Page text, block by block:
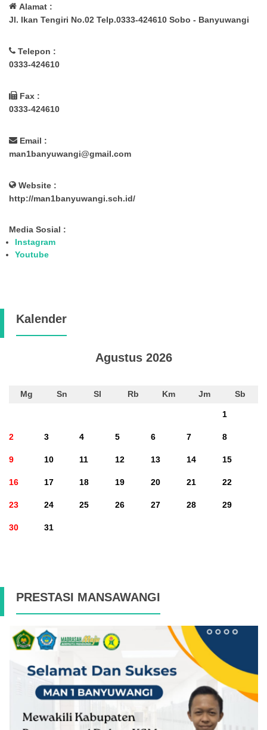
Alamat :
Jl. Ikan Tengiri No.02 Telp.0333-424610 Sobo - Banyuwangi
Telepon :
0333-424610
Fax :
0333-424610
Email :
man1banyuwangi@gmail.com
Website :
http://man1banyuwangi.sch.id/
Media Sosial :
Instagram
Youtube
Kalender
Agustus 2026
Mg Sn Sl Rb Km Jm Sb
1
2 3 4 5 6 7 8
9 10 11 12 13 14 15
16 17 18 19 20 21 22
23 24 25 26 27 28 29
30 31
PRESTASI MANSAWANGI